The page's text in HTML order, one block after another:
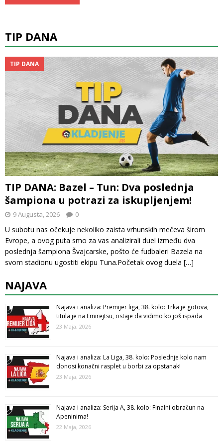
TIP DANA
TIP DANA
TIP DANA: Bazel – Tun: Dva poslednja
šampiona u potrazi za iskupljenjem!
9 Augusta, 2026 0
U subotu nas očekuje nekoliko zaista vrhunskih mečeva širom
Evrope, a ovog puta smo za vas analizirali duel između dva
poslednja šampiona Švajcarske, pošto će fudbaleri Bazela na
svom stadionu ugostiti ekipu Tuna.Početak ovog duela […]
NAJAVA
Najava i analiza: Premijer liga, 38. kolo: Trka je gotova,
titula je na Emirejtsu, ostaje da vidimo ko još ispada
23 Maja, 2026
Najava i analiza: La Liga, 38. kolo: Poslednje kolo nam
donosi konačni rasplet u borbi za opstanak!
23 Maja, 2026
Najava i analiza: Serija A, 38. kolo: Finalni obračun na
Apeninima!
22 Maja, 2026